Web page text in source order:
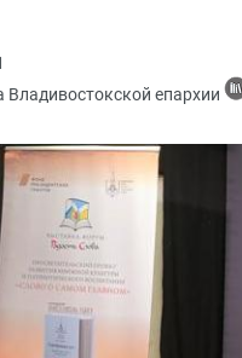
Владивостокской епархии